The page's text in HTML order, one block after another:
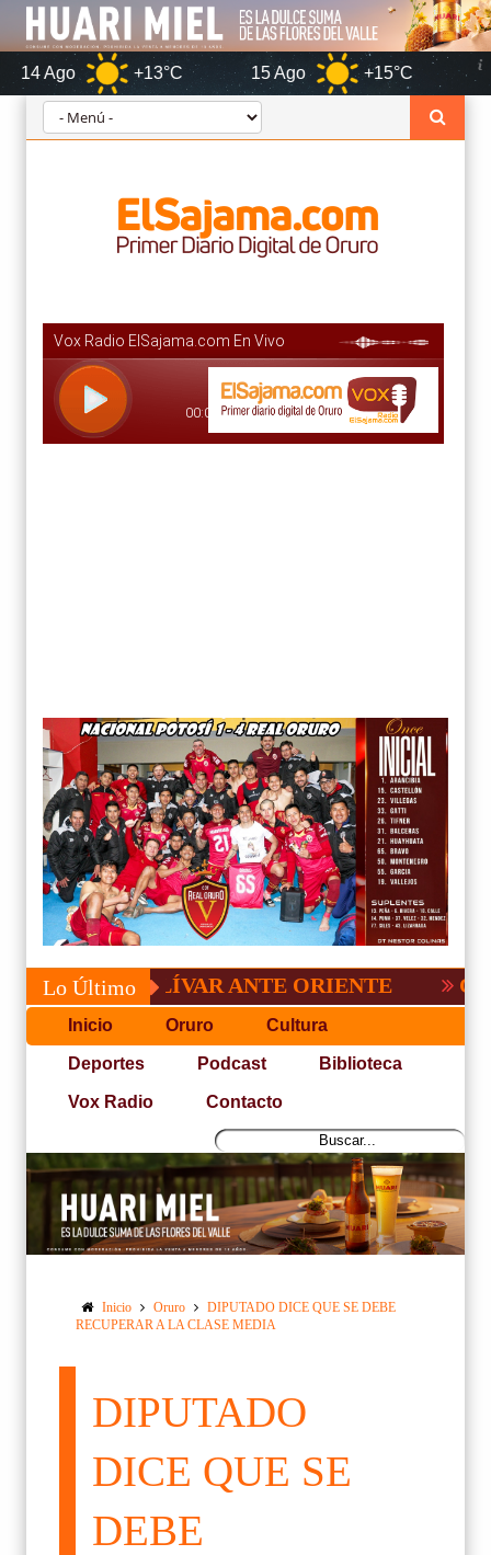
+13°C 15 Ago +15°C
Lo Último
DE BOLÍVAR ANTE ORIENTE
Inicio Oruro Cultura
Deportes Podcast Biblioteca
Vox Radio Contacto
Inicio Oruro
DIPUTADO DICE QUE SE DEBE
RECUPERAR A LA CLASE MEDIA
DIPUTADO
DICE QUE SE
DEBE